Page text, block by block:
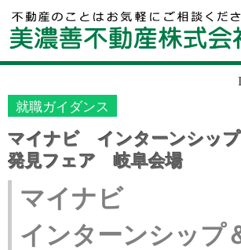
就職ガイダンス
マイナビ インターンシッ
発見フェア 岐阜会場
マイナビ
インターンシップ